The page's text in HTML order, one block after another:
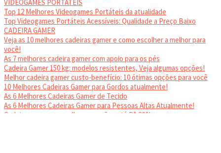
VIDEOGAMES PORTÁTEIS
Top 12 Melhores Videogames Portáteis da atualidade
Top Videogames Portáteis Acessíveis: Qualidade a Preço Baixo
CADEIRA GAMER
Veja as 10 melhores cadeiras gamer e como escolher a melhor para
você!
As 7 melhores cadeira gamer com apoio para os pés
Cadeira Gamer 150 kg: modelos resistentes, Veja algumas opções!
Melhor cadeira gamer custo-benefício: 10 ótimas opções para você
10 Melhores Cadeiras Gamer para Gordos atualmente!
As 6 Melhores Cadeiras Gamer de Tecido
As 6 Melhores Cadeiras Gamer para Pessoas Altas Atualmente!
Cadeiras gamer: as melhores opções até R$ 800!